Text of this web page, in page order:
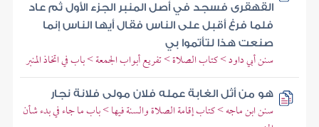
القهقرى فسجد في أصل المنبر الجزء الأول ثم عاد
فلما فرغ أقبل على الناس فقال أيها الناس إنما
صنعت هذا لتأتموا بي
سنن أبي داود > كتاب الصلاة > تفريع أبواب الجمعة > باب في اتخاذ المنبر
هو من أثل الغابة عمله فلان مولى فلانة نجار
سنن ابن ماجه > كتاب إقامة الصلاة والسنة فيها > باب ما جاء في بدء شأن